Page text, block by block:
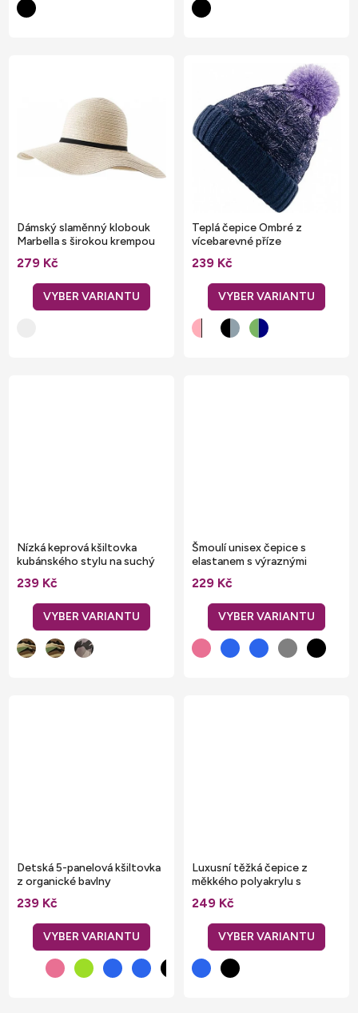
ů
Dámský slaměnný klobouk
Marbella s širokou krempou
279 Kč
Teplá čepice Ombré z
vícebarevné příze
239 Kč
Nízká keprová kšiltovka
kubánského stylu na suchý
239 Kč
Šmoulí unisex čepice s
elastanem s výraznými
kontrastními švy
229 Kč
Detská 5-panelová kšiltovka
z organické bavlny
239 Kč
Luxusní těžká čepice z
měkkého polyakrylu s
odnímatelnou bambulí
249 Kč